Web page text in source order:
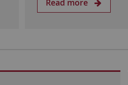
Read more